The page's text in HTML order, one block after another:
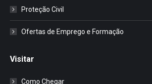
Proteção Civil
Ofertas de Emprego e Formação
Visitar
Como Chegar